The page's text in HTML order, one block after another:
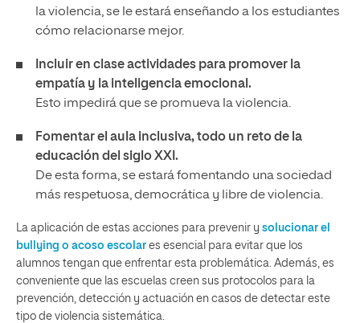
la violencia, se le estará enseñando a los estudiantes
cómo relacionarse mejor.
Incluir en clase actividades para promover la
empatía y la inteligencia emocional.
Esto impedirá que se promueva la violencia.
Fomentar el aula inclusiva, todo un reto de la
educación del siglo XXI.
De esta forma, se estará fomentando una sociedad
más respetuosa, democrática y libre de violencia.
La aplicación de estas acciones para prevenir y solucionar el
bullying o acoso escolar es esencial para evitar que los
alumnos tengan que enfrentar esta problemática. Además, es
conveniente que las escuelas creen sus protocolos para la
prevención, detección y actuación en casos de detectar este
tipo de violencia sistemática.